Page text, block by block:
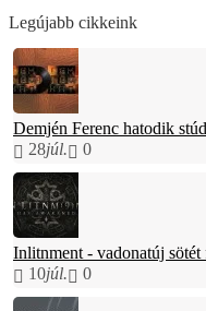
Legújabb cikkeink
Demjén Ferenc hatodik
28júl. 0
Inlitnment - vadonatúj
10júl. 0